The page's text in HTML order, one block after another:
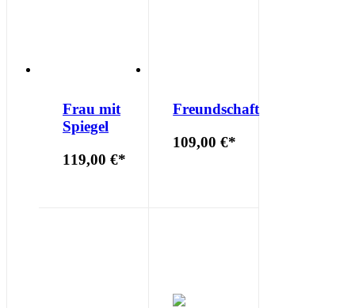
Frau mit
Spiegel
119,00 €*
Freundschaft
109,00 €*